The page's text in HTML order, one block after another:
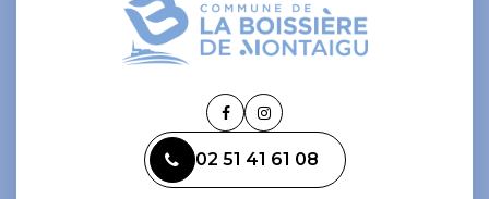
Lien
le
compte
Lien
le
compte
02 51 41 61 08